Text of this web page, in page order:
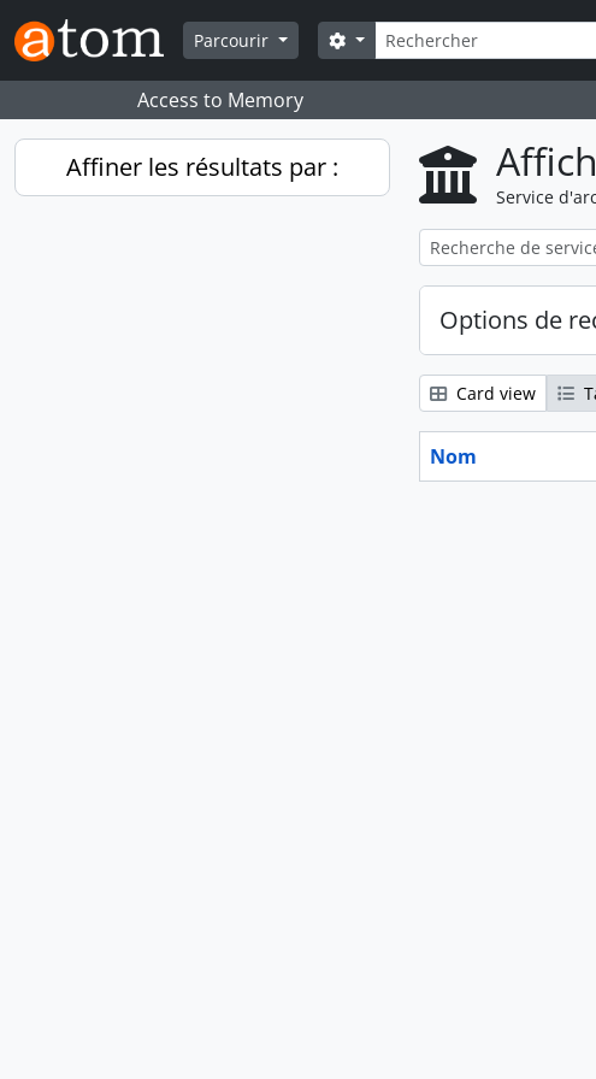
Skip to main content
Parcourir
Rechercher
Search options
Access to Memory
Affiner les résultats par :
Service
Options de
Card view
Nom